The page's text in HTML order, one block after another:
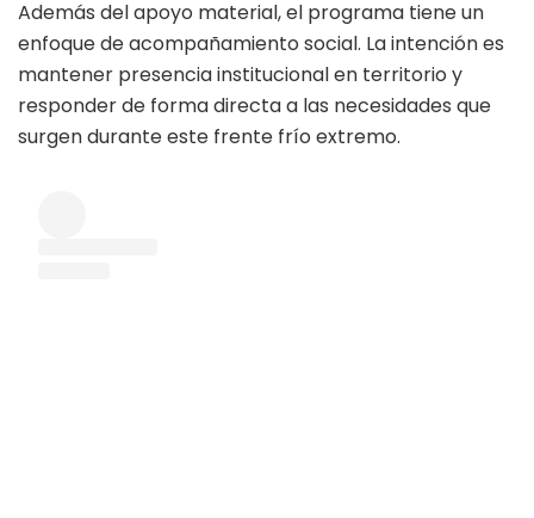
Además del apoyo material, el programa tiene un
enfoque de acompañamiento social. La intención es
mantener presencia institucional en territorio y
responder de forma directa a las necesidades que
surgen durante este frente frío extremo.